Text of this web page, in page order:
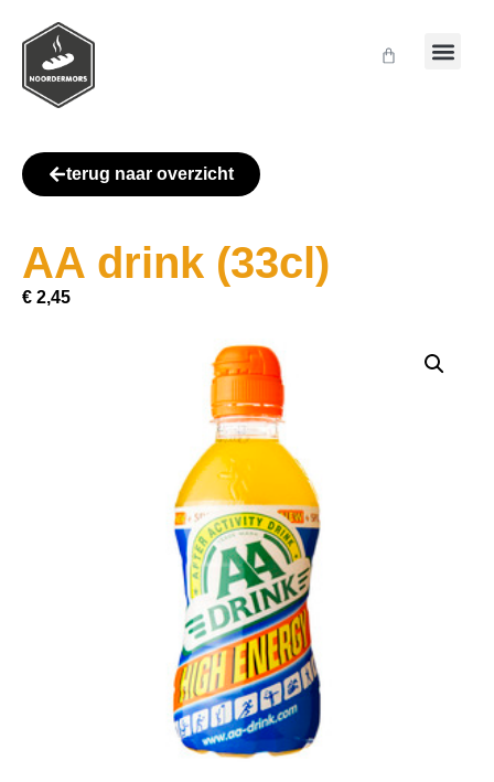
terug naar overzicht
AA drink (33cl)
€ 2,45